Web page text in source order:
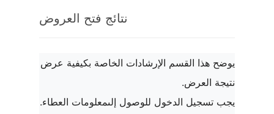
نتائج فتح العروض
يوضح هذا القسم الإرشادات الخاصة بكيفية عرض
نتيجة العرض.
يجب تسجيل الدخول للوصول إلىمعلومات العطاء.